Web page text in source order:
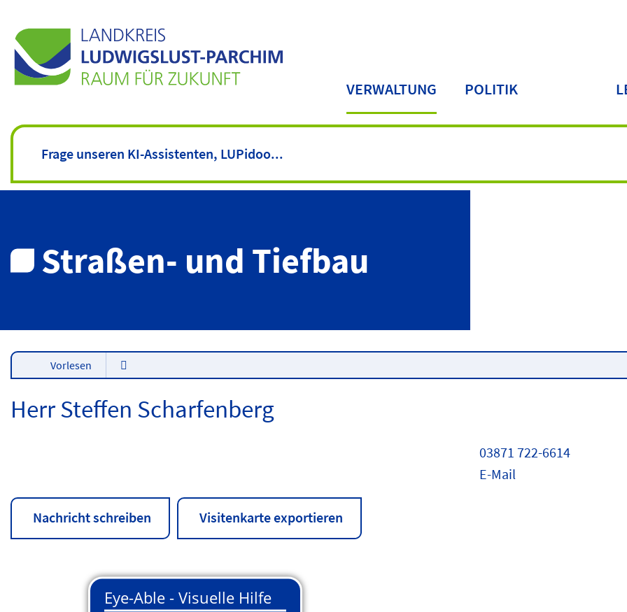
VERWALTUNG POLITIK
Straßen- und Tiefbau
Vorlesen
Herr Steffen Scharfenberg
03871 722-6614
E-Mail
Nachricht schreiben Visitenkarte exportieren